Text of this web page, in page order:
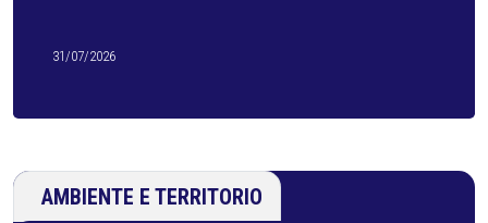
29/07/2026
AMBIENTE E TERRITORIO